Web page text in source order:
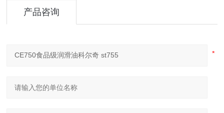
产品咨询